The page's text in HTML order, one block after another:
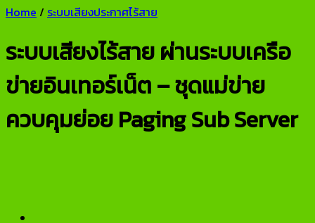
Home / ระบบเสียงประกาศไร้สาย
ระบบเสียงไร้สาย ผ่านระบบเครือ
ข่ายอินเทอร์เน็ต – ชุดแม่ข่าย
ควบคุมย่อย Paging Sub Server